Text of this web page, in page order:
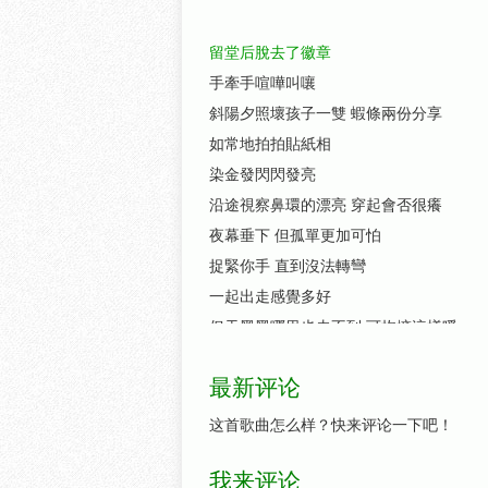
留堂后脫去了徽章
手牽手喧嘩叫嚷
斜陽夕照壞孩子一雙 蝦條兩份分享
如常地拍拍貼紙相
染金發閃閃發亮
沿途視察鼻環的漂亮 穿起會否很癢
夜幕垂下 但孤單更加可怕
捉緊你手 直到沒法轉彎
一起出走感覺多好
但天黑黑哪里也去不到 可抱擁這樣暖
飛天更加好
像飛鷹飛到最遠的古堡
我躲進幻覺全日拍拖
最新评论
这首歌曲怎么样？快来评论一下吧！
我来评论